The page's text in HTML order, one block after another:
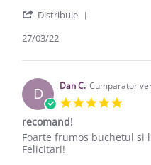
Distribuie
27/03/22
D Dan C. Cumparator
recomand!
Review by Dan C. on 7 May
review stating recomand!
Foarte frumos buchetul si
Felicitari!